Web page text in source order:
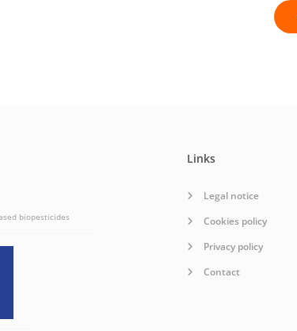
biopesticides
Links
Legal notice
Cookies policy
Privacy policy
Contact